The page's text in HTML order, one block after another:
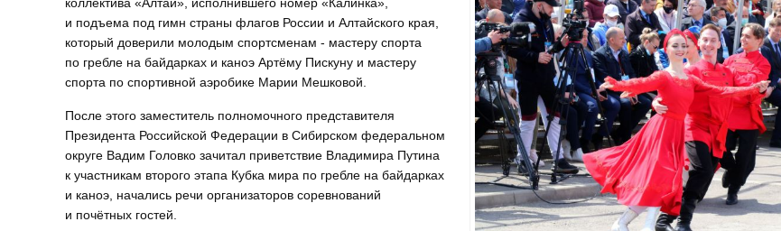
и подъема под гимн страны флагов России и Алтайского края,
который доверили молодым спортсменам - мастеру спорта
по гребле на байдарках и каноэ Артёму Пискуну и мастеру
спорта по спортивной аэробике Марии Мешковой.
После этого заместитель полномочного представителя
Президента Российской Федерации в Сибирском федеральном
округе Вадим Головко зачитал приветствие Владимира Путина
к участникам второго этапа Кубка мира по гребле на байдарках
и каноэ, начались речи организаторов соревнований
и почётных гостей.